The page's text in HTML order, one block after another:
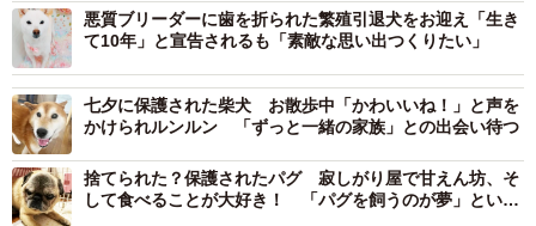
悪質ブリーダーに歯を折られた繁殖引退犬をお迎え「生き
て10年」と宣告されるも「素敵な思い出つくりたい」
七夕に保護された柴犬 お散歩中「かわいいね！」と声を
かけられルンルン 「ずっと一緒の家族」との出会い待つ
捨てられた？保護されたパグ 寂しがり屋で甘えん坊、そ
して食べることが大好き！ 「パグを飼うのが夢」という